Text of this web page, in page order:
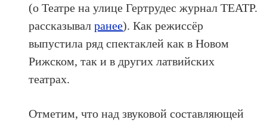
(о Театре на улице Гертрудес журнал ТЕАТР.
рассказывалранее). Как режиссёр
выпустила ряд спектаклей как в Новом
Рижском, так и в других латвийских
театрах.
Отметим, что над звуковой составляющей